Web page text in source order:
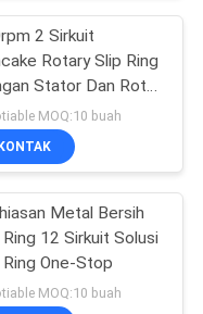
Slip
153
2 Sirkuit
Rotary Slip Ring
Stator Dan Rotor
MOQ:10 buah
Metal Bersih
12 Sirkuit Solusi
Ring One-Stop
MOQ:10 buah